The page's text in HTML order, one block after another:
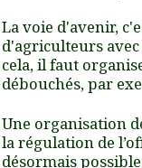
La voie d'avenir,
d'agriculteurs
cela, il faut
débouchés, par
Une organisation
la régulation de
désormais